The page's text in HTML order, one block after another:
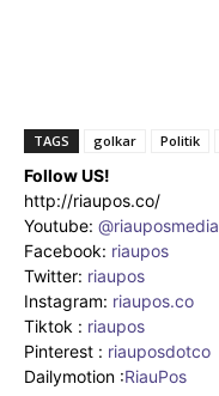
TAGS golkar Politik
Follow US!
http://riaupos.co/
Youtube: @riauposmedia
Facebook: riaupos
Twitter: riaupos
Instagram: riaupos.co
Tiktok : riaupos
Pinterest : riauposdotco
Dailymotion :RiauPos